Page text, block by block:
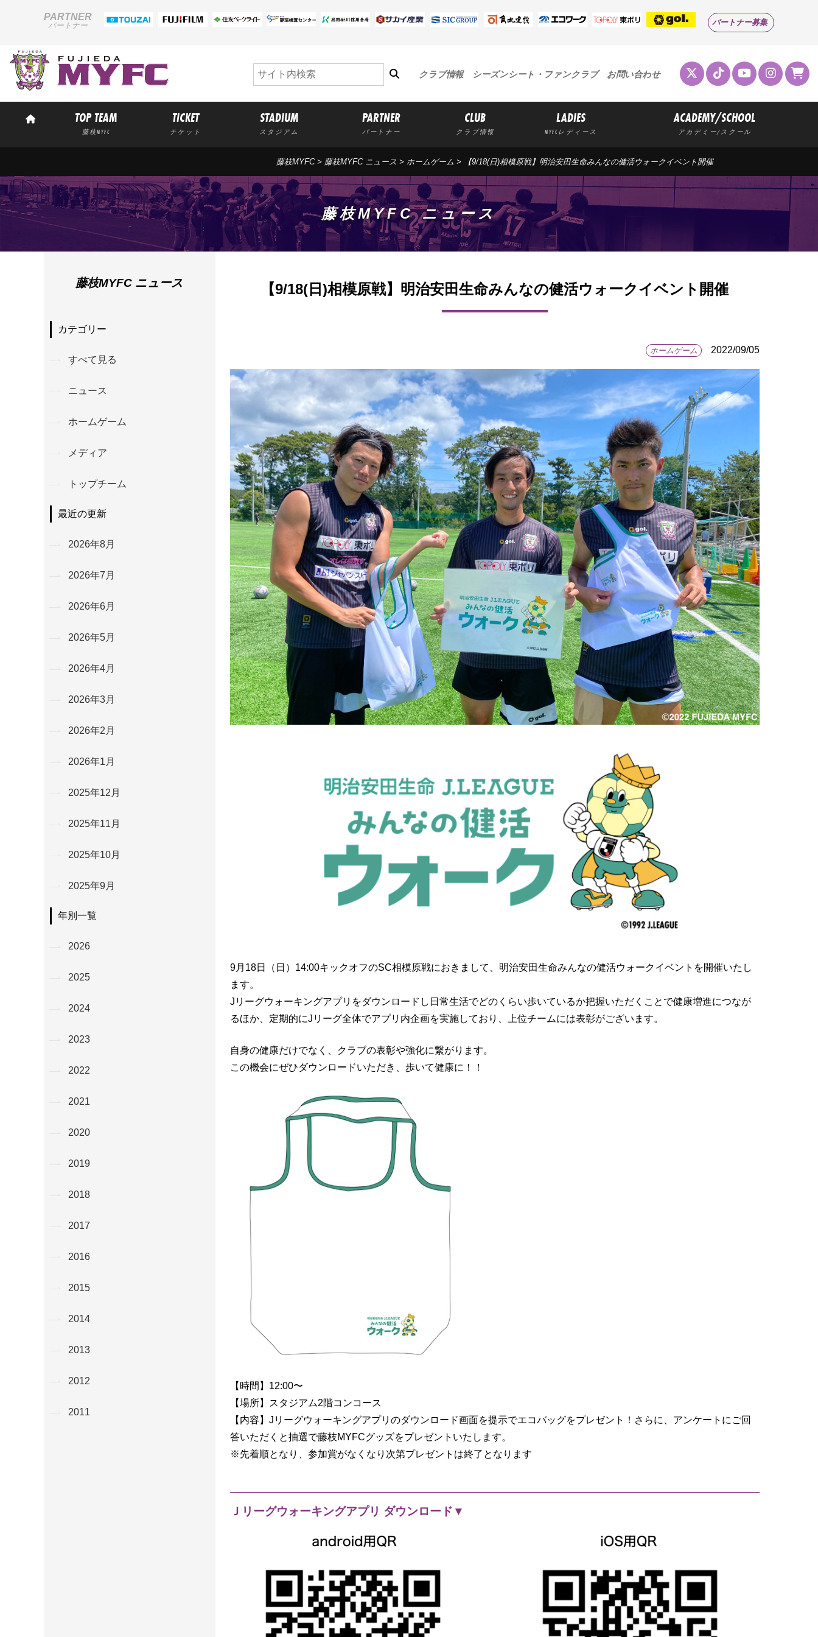
PARTNER
パートナー パートナー募集
クラブ情報 シーズンシート・ファンクラブ お問い合わせ
TOP TEAM
藤枝MYFC
TICKET
チケット
STADIUM
スタジアム
PARTNER
パートナー
CLUB
クラブ情報
LADIES
MYFCレディース
ACADEMY/SCHOOL
アカデミー/スクール
藤枝MYFC> 藤枝MYFC ニュース > ホームゲーム > 【9/18(日)相模原戦】明治安田生命みんなの健活ウォークイベント開催
藤枝MYFC ニュース
【9/18(日)相模原戦】明治安田生命みんなの健活ウォークイベント開催
ホームゲーム 2022/09/05
9月18日（日）14:00キックオフのSC相模原戦におきまして、明治安田生命みんなの健活ウォークイベントを開催いたし
ます。
Jリーグウォーキングアプリをダウンロードし日常生活でどのくらい歩いているか把握いただくことで健康増進につなが
るほか、定期的にJリーグ全体でアプリ内企画を実施しており、上位チームには表彰がございます。
自身の健康だけでなく、クラブの表彰や強化に繋がります。
この機会にぜひダウンロードいただき、歩いて健康に！！
【時間】12:00〜
【場所】スタジアム2階コンコース
【内容】Jリーグウォーキングアプリのダウンロード画面を提示でエコバッグをプレゼント！さらに、アンケートにご回
答いただくと抽選で藤枝MYFCグッズをプレゼントいたします。
※先着順となり、参加賞がなくなり次第プレゼントは終了となります
Ｊリーグウォーキングアプリ ダウンロード▼
藤枝MYFC ニュース
カテゴリー
すべて見る
ニュース
ホームゲーム
メディア
トップチーム
最近の更新
2026年8月
2026年7月
2026年6月
2026年5月
2026年4月
2026年3月
2026年2月
2026年1月
2025年12月
2025年11月
2025年10月
2025年9月
年別一覧
2026
2025
2024
2023
2022
2021
2020
2019
2018
2017
2016
2015
2014
2013
2012
2011